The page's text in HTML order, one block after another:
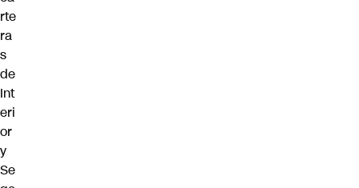
rte
ra
s
de
Int
eri
or
y
Se